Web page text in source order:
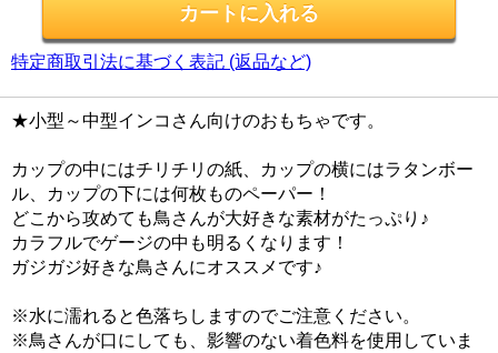
特定商取引法に基づく表記 (返品など)
★小型～中型インコさん向けのおもちゃです。
カップの中にはチリチリの紙、カップの横にはラタンボー
ル、カップの下には何枚ものペーパー！
どこから攻めても鳥さんが大好きな素材がたっぷり♪
カラフルでゲージの中も明るくなります！
ガジガジ好きな鳥さんにオススメです♪
※水に濡れると色落ちしますのでご注意ください。
※鳥さんが口にしても、影響のない着色料を使用していま